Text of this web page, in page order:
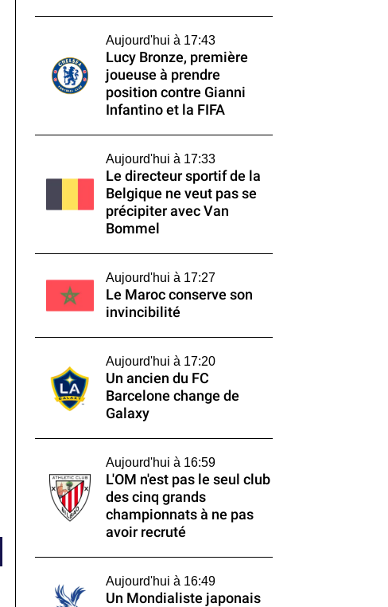
Aujourd'hui à 17:43
Lucy Bronze, première
joueuse à prendre
position contre Gianni
Infantino et la FIFA
Aujourd'hui à 17:33
Le directeur sportif de la
Belgique ne veut pas se
précipiter avec Van
Bommel
Aujourd'hui à 17:27
Le Maroc conserve son
invincibilité
Aujourd'hui à 17:20
Un ancien du FC
Barcelone change de
Galaxy
Aujourd'hui à 16:59
L'OM n'est pas le seul club
des cinq grands
championnats à ne pas
avoir recruté
Aujourd'hui à 16:49
Un Mondialiste japonais